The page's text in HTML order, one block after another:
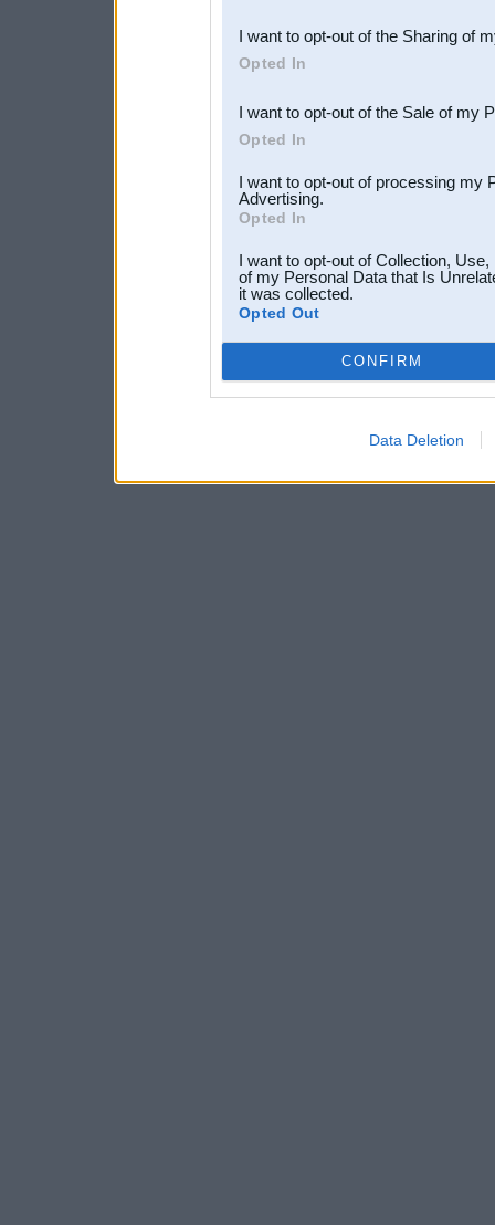
Downstream Participants
third parties.
I want to opt-out of the Sharing of
Opted In
I want to opt-out of the Sale of my
Opted In
I want to opt-out of processing my
Advertising.
Opted In
I want to opt-out of Collection,
of my Personal Data that Is
it was collected.
Opted Out
CONFIRM
Data Deletion